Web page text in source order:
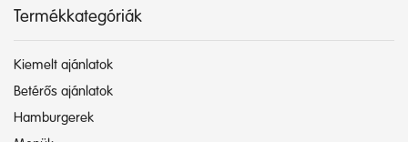
Termékkategóriák
Kiemelt ajánlatok
Betérős ajánlatok
Hamburgerek